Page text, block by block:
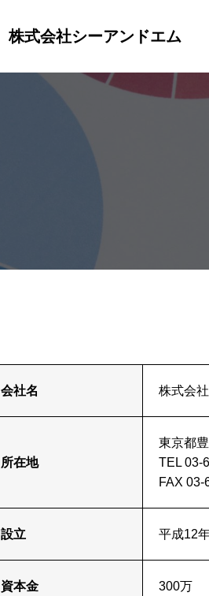
株式会社シーアンドエム
会社名 株式会
所在地
東京都
TEL 03-
FAX 03-
設立 平成12
資本金 300万